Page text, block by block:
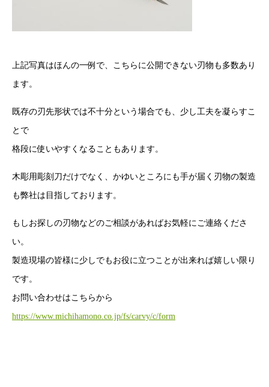
上記写真はほんの一例で、こちらに公開できない刃物も多数あり
ます。
既存の刃先形状では不十分という場合でも、少し工夫を凝らすこ
とで
格段に使いやすくなることもあります。
木彫用彫刻刀だけでなく、かゆいところにも手が届く刃物の製造
も弊社は目指しております。
もしお探しの刃物などのご相談があればお気軽にご連絡くださ
い。
製造現場の皆様に少しでもお役に立つことが出来れば嬉しい限り
です。
お問い合わせはこちらから
https://www.michihamono.co.jp/fs/carvy/c/form